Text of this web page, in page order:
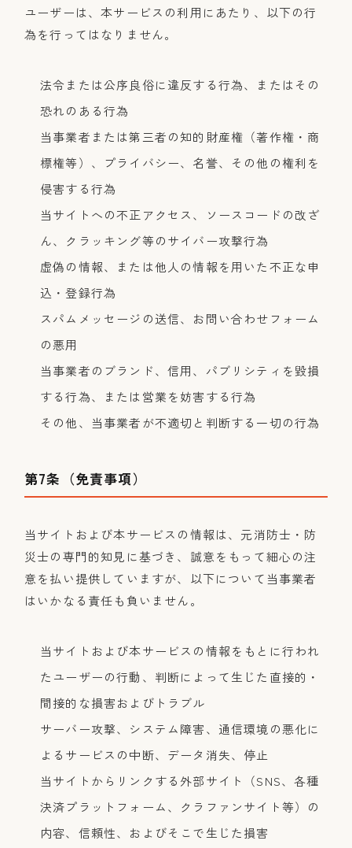
ユーザーは、本サービスの利用にあたり、以下の行
為を行ってはなりません。
法令または公序良俗に違反する行為、またはその
恐れのある行為
当事業者または第三者の知的財産権（著作権・商
標権等）、プライバシー、名誉、その他の権利を
侵害する行為
当サイトへの不正アクセス、ソースコードの改ざ
ん、クラッキング等のサイバー攻撃行為
虚偽の情報、または他人の情報を用いた不正な申
込・登録行為
スパムメッセージの送信、お問い合わせフォーム
の悪用
当事業者のブランド、信用、パブリシティを毀損
する行為、または営業を妨害する行為
その他、当事業者が不適切と判断する一切の行為
第7条（免責事項）
当サイトおよび本サービスの情報は、元消防士・防
災士の専門的知見に基づき、誠意をもって細心の注
意を払い提供していますが、以下について当事業者
はいかなる責任も負いません。
当サイトおよび本サービスの情報をもとに行われ
たユーザーの行動、判断によって生じた直接的・
間接的な損害およびトラブル
サーバー攻撃、システム障害、通信環境の悪化に
よるサービスの中断、データ消失、停止
当サイトからリンクする外部サイト（SNS、各種
決済プラットフォーム、クラファンサイト等）の
内容、信頼性、およびそこで生じた損害